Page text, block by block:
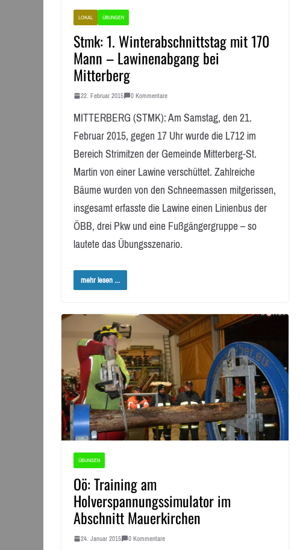
LOKAL ÜBUNGEN
Stmk: 1. Winterabschnittstag mit 170
Mann – Lawinenabgang bei
Mitterberg
22. Februar 2015 0 Kommentare
MITTERBERG (STMK): Am Samstag, den 21.
Februar 2015, gegen 17 Uhr wurde die L712 im
Bereich Strimitzen der Gemeinde Mitterberg-St.
Martin von einer Lawine verschüttet. Zahlreiche
Bäume wurden von den Schneemassen mitgerissen,
insgesamt erfasste die Lawine einen Linienbus der
ÖBB, drei Pkw und eine Fußgängergruppe – so
lautete das Übungsszenario.
mehr lesen ...
ÜBUNGEN
Oö: Training am
Holverspannungssimulator im
Abschnitt Mauerkirchen
24. Januar 2015 0 Kommentare